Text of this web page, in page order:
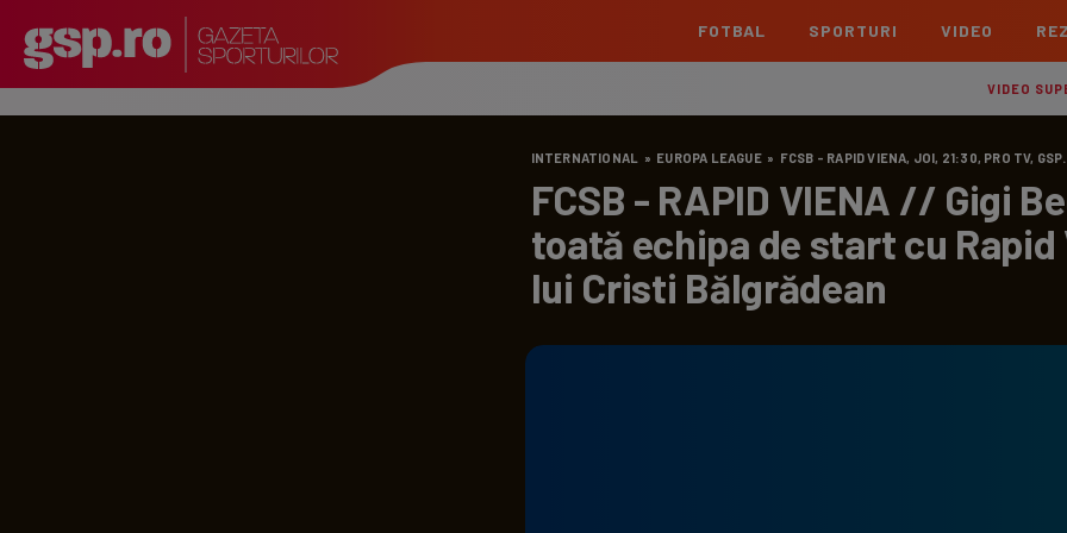
FOTBAL
Echipe Meciuri Clasament
Liga 2
Echipe Meciuri Clasament
Cupa României Betano
Echipe Meciuri
Echipe
Echipe
SPORTURI VIDEO
VIDEO
INTERNATIONAL » EUROPA LEAGUE» FCSB - RAPID VIENA, JOI, 21:30, PRO TV,
FCSB - RAPID VIENA // Gigi
toată echipa de start cu Rapid
lui Cristi Bălgrădean